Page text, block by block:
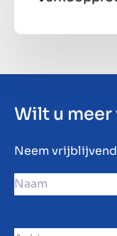
Wilt u meer
Neem